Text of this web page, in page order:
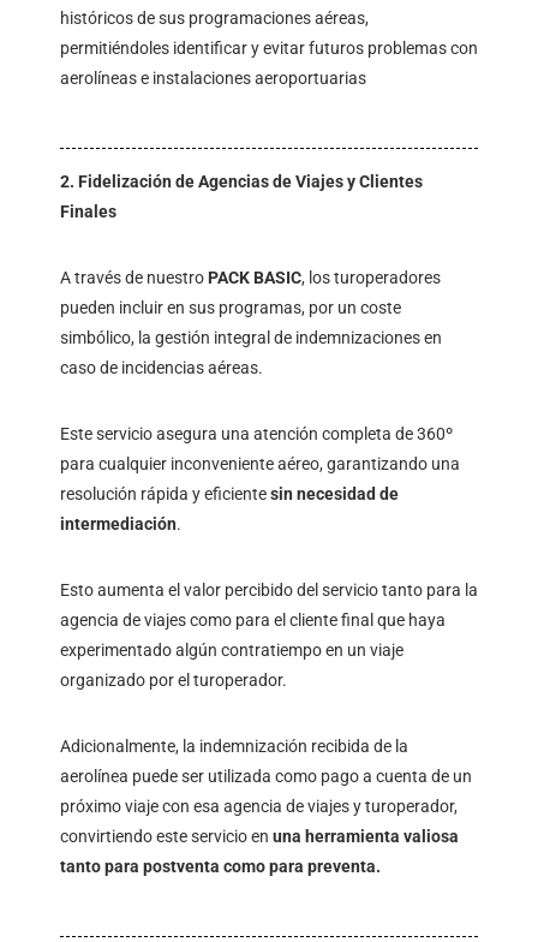
históricos de sus programaciones aéreas,
permitiéndoles identificar y evitar futuros problemas con
aerolíneas e instalaciones aeroportuarias
2. Fidelización de Agencias de Viajes y Clientes
Finales
A través de nuestro PACK BASIC, los turoperadores
pueden incluir en sus programas, por un coste
simbólico, la gestión integral de indemnizaciones en
caso de incidencias aéreas.
Este servicio asegura una atención completa de 360º
para cualquier inconveniente aéreo, garantizando una
resolución rápida y eficientesin necesidad de
intermediación.
Esto aumenta el valor percibido del servicio tanto para la
agencia de viajes como para el cliente final que haya
experimentado algún contratiempo en un viaje
organizado por el turoperador.
Adicionalmente, la indemnización recibida de la
aerolínea puede ser utilizada como pago a cuenta de un
próximo viaje con esa agencia de viajes y turoperador,
convirtiendo este servicio en una herramienta valiosa
tanto para postventa como para preventa.